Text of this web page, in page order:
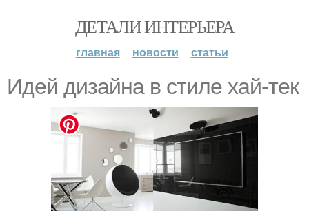
ДЕТАЛИ ИНТЕРЬЕРА
главная новости статьи
Идей дизайна в стиле хай-тек